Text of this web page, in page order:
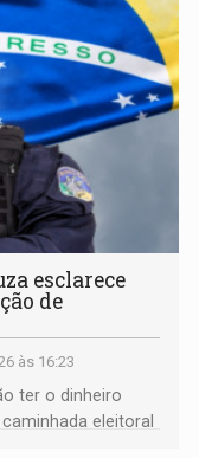
esclarece
de
às 16:23
ter o dinheiro
eleitoral